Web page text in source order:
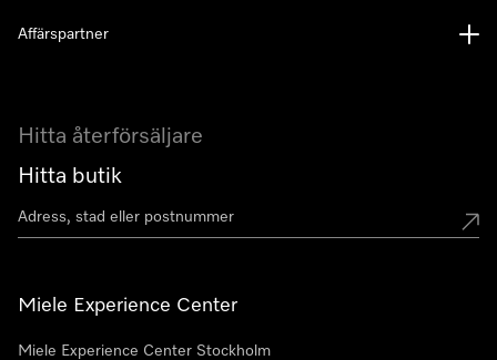
Hitta återförsäljare
Hitta butik
Miele Experience Center
Miele Experience Center Stockholm
Affärspartner